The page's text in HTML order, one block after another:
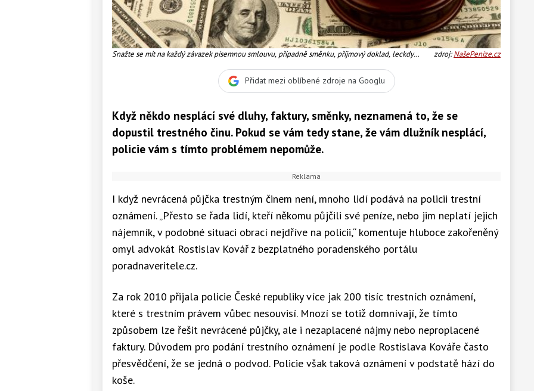
Snažte se mít na každý závazek písemnou smlouvu, případně směnku, příjmový doklad, leckdy
zdroj:NašePeníze.cz
Přidat mezi oblíbené zdroje na Googlu
Když někdo nesplácí své dluhy, faktury, směnky, neznamená to, že se
dopustil trestného činu. Pokud se vám tedy stane, že vám dlužník nesplácí,
policie vám s tímto problémem nepomůže.
I když nevrácená půjčka trestným činem není, mnoho lidí podává na policii trestní
oznámení. „Přesto se řada lidí, kteří někomu půjčili své peníze, nebo jim neplatí jejich
nájemník, v podobné situaci obrací nejdříve na policii,“ komentuje hluboce zakořeněný
omyl advokát Rostislav Kovář z bezplatného poradenského portálu
poradnaveritele.cz.
Za rok 2010 přijala policie České republiky více jak 200 tisíc trestních oznámení,
které s trestním právem vůbec nesouvisí. Mnozí se totiž domnívají, že tímto
způsobem lze řešit nevrácené půjčky, ale i nezaplacené nájmy nebo neproplacené
faktury. Důvodem pro podání trestního oznámení je podle Rostislava Kováře často
přesvědčení, že se jedná o podvod. Policie však taková oznámení v podstatě hází do
koše.